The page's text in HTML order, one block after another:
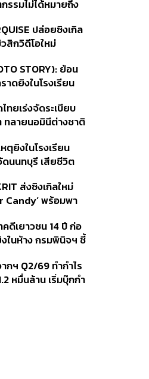
องที่น่าอยู่
รรมไม่ได้หมายถึง
ปล่อยซิงเกิล
สิกวิดีโอใหม่
ธ์สุด Toxic
STORY): ย้อน
าดยิงในโรงเรียน
น
ทยเร่งจัดระเบียบ
ทลายนอมินีต่างชาติ
คลียร์ใบอนุญาต
มค้าง 7 ปี
ตุยิงในโรงเรียน
ดนนทบุรี เสียชีวิต
ระวัติคดีกราดยิงที่
ฯ
ส่งซิงเกิลใหม่
Candy’ พร้อมพา
โอดีเยาวชน 14 ปี ก่อ
ในห้าง กรมพินิจฯ ชี้
ประเมินปล่อยตัว
กฯ Q2/69 ทำกำไร
หมื่นล้าน เริ่มบุ๊กกำ